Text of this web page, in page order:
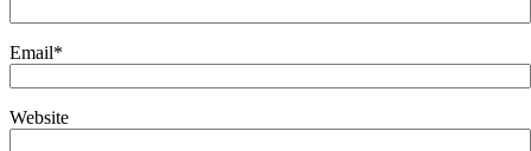
Email*
Website